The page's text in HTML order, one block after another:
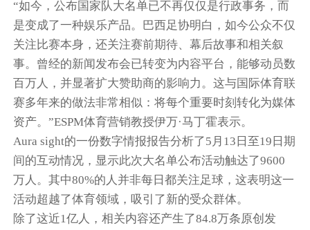
“如今，公布国家队大名单已不再仅仅是行政事务，而
是变成了一种娱乐产品。巴西足协明白，如今公众不仅
关注比赛本身，还关注赛前期待、幕后故事和相关叙
事。曾经的新闻发布会已转变为内容平台，能够动员数
百万人，并显著扩大赞助商的影响力。这与国际体育联
赛多年来的做法非常相似：将每个重要时刻转化为媒体
资产。”ESPM体育营销教授伊万·马丁霍表示。
Aura sight的一份数字情报报告分析了5月13日至19日期
间的互动情况，显示此次大名单公布活动触达了9600
万人。其中80%的人并非每日都关注足球，这表明这一
活动超越了体育领域，吸引了新的受众群体。
除了这近1亿人，相关内容还产生了84.8万条原创发